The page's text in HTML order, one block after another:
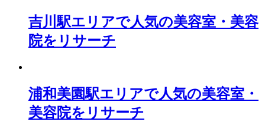
吉川駅エリアで人気の美容室・美容
院をリサーチ
浦和美園駅エリアで人気の美容室・
美容院をリサーチ